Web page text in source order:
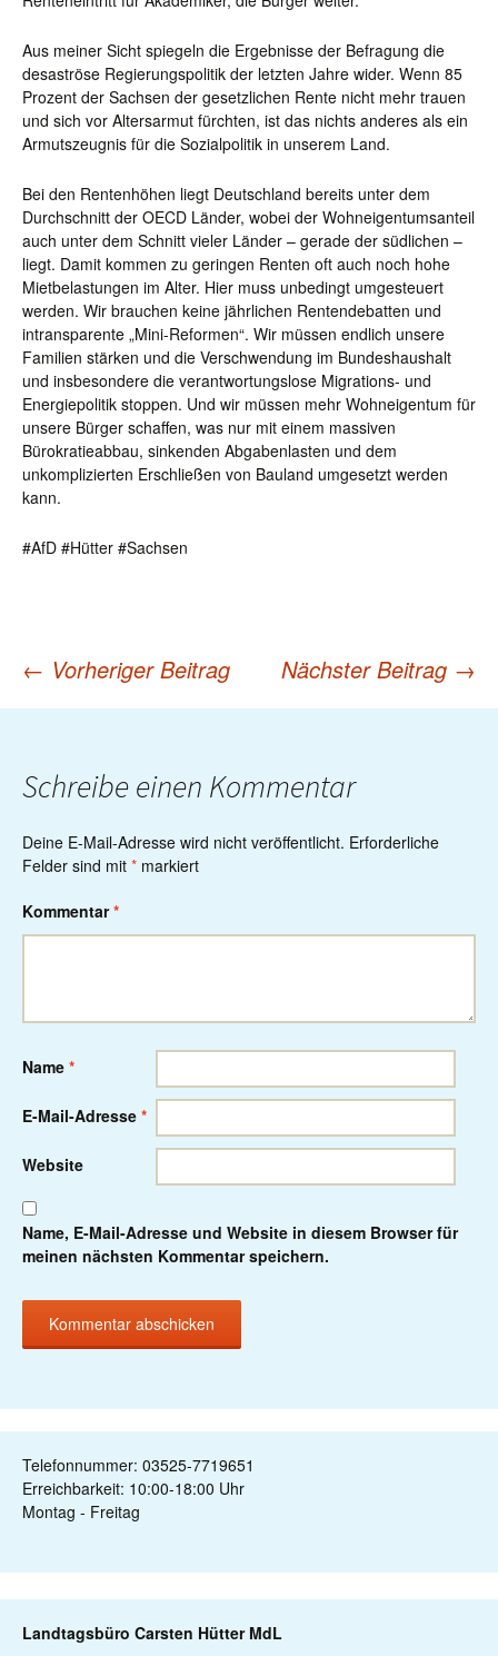
Aus meiner Sicht spiegeln die Ergebnisse der Befragung die
desaströse Regierungspolitik der letzten Jahre wider. Wenn 85
Prozent der Sachsen der gesetzlichen Rente nicht mehr trauen
und sich vor Altersarmut fürchten, ist das nichts anderes als ein
Armutszeugnis für die Sozialpolitik in unserem Land.
Bei den Rentenhöhen liegt Deutschland bereits unter dem
Durchschnitt der OECD Länder, wobei der Wohneigentumsanteil
auch unter dem Schnitt vieler Länder – gerade der südlichen –
liegt. Damit kommen zu geringen Renten oft auch noch hohe
Mietbelastungen im Alter. Hier muss unbedingt umgesteuert
werden. Wir brauchen keine jährlichen Rentendebatten und
intransparente „Mini-Reformen“. Wir müssen endlich unsere
Familien stärken und die Verschwendung im Bundeshaushalt
und insbesondere die verantwortungslose Migrations- und
Energiepolitik stoppen. Und wir müssen mehr Wohneigentum für
unsere Bürger schaffen, was nur mit einem massiven
Bürokratieabbau, sinkenden Abgabenlasten und dem
unkomplizierten Erschließen von Bauland umgesetzt werden
kann.
#AfD #Hütter #Sachsen
Post
← Vorheriger Beitrag Nächster Beitrag →
Schreibe einen Kommentar
Deine E-Mail-Adresse wird nicht veröffentlicht. Erforderliche
Felder sind mit * markiert
Kommentar*
Name *
E-Mail-Adresse *
Website
Name, E-Mail-Adresse und Website in diesem Browser für
meinen nächsten Kommentar speichern.
Telefonnummer: 03525-7719651
Erreichbarkeit: 10:00-18:00 Uhr
Montag - Freitag
Landtagsbüro Carsten Hütter MdL